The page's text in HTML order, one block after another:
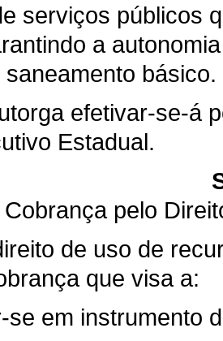
serviços públicos
a
básico.
efetivar-se-á
Estadual.
Cobrança pelo
de uso de
que visa a:
se em instrumento